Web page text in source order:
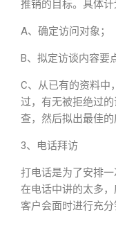
推销的目标。具体计
A、确定访问对象；
B、拟定访谈内容要
C、从已有的资料中
过，有无被拒绝过
查，然后拟出最佳的
3、电话拜访
打电话是为了安排
在电话中讲的太多
客户会面时进行充分